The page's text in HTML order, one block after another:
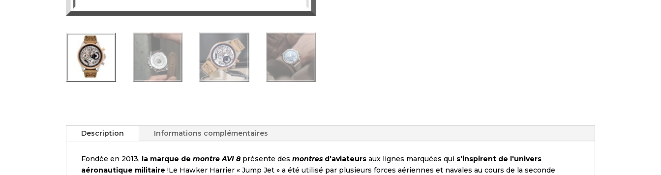
Description Informations complémentaires
Fondée en 2013, la marque demontre AVI 8 présente des montres d'aviateurs aux lignes marquées qui s'inspirent de l'univers
aéronautique militaire !Le Hawker Harrier « Jump Jet » a été utilisé par plusieurs forces aériennes et navales au cours de la seconde